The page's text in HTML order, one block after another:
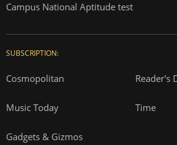
Campus National Aptitude test
SUBSCRIPTION:
Cosmopolitan Reader's
Music Today Time
Gadgets & Gizmos